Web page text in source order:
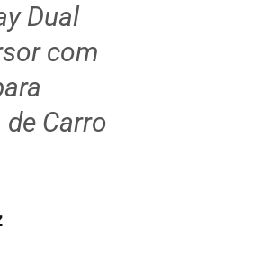
Dual
com
Carro
O